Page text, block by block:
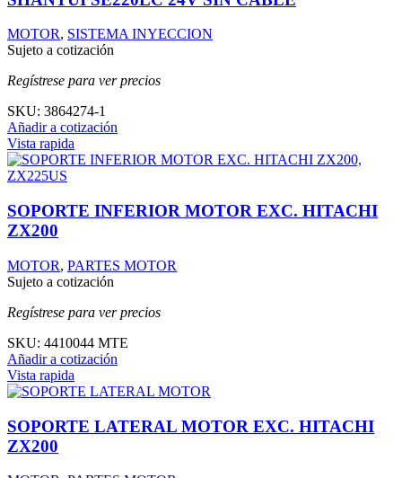
MOTOR, SISTEMA INYECCION
Sujeto a cotización
Regístrese para ver precios
SKU: 3864274-1
Añadir a cotización
Vista rapida
SOPORTE INFERIOR MOTOR EXC. HITACHI
ZX200
MOTOR, PARTES MOTOR
Sujeto a cotización
Regístrese para ver precios
SKU: 4410044 MTE
Añadir a cotización
Vista rapida
SOPORTE LATERAL MOTOR EXC. HITACHI
ZX200